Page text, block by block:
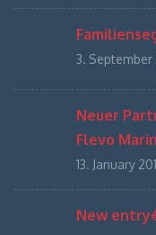
3. September
Neuer
Flevo
13. January
New